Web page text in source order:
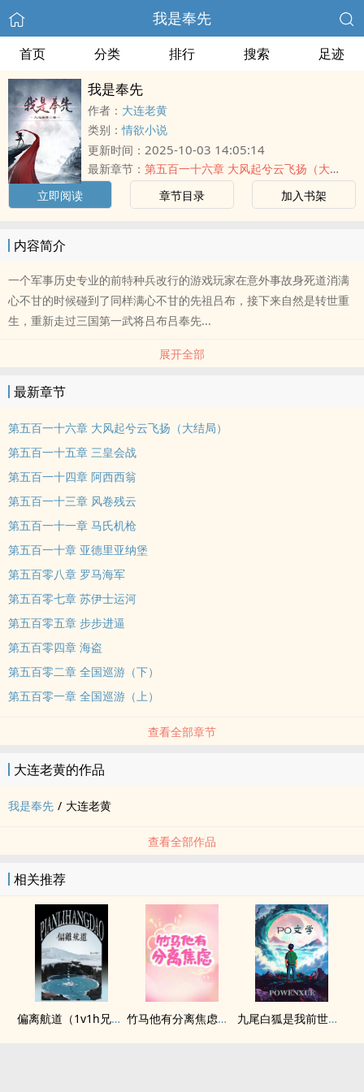
我是奉先
首页 分类 排行 搜索 足迹
我是奉先
作者： 大连老黄
类别：情欲小说
更新时间： 2025-10-03 14:05:14
最新章节： 第五百一十六章 大风起兮云飞扬（大结局）
立即阅读
章节目录 加入书架
内容简介
一个军事历史专业的前特种兵改行的游戏玩家在意外事故身死道消满
心不甘的时候碰到了同样满心不甘的先祖吕布，接下来自然是转世重
生，重新走过三国第一武将吕布吕奉先...
展开全部
最新章节
第五百一十六章 大风起兮云飞扬（大结局）
第五百一十五章 三皇会战
第五百一十四章 阿西西翁
第五百一十三章 风卷残云
第五百一十一章 马氏机枪
第五百一十章 亚德里亚纳堡
第五百零八章 罗马海军
第五百零七章 苏伊士运河
第五百零五章 步步进逼
第五百零四章 海盗
第五百零二章 全国巡游（下）
第五百零一章 全国巡游（上）
查看全部章节
大连老黄的作品
我是奉先 / 大连老黄
查看全部作品
相关推荐
偏离航道（1v1h兄妹骨科bg） 竹马他有分离焦虑（1v1） 九尾白狐是我前世妻（futa 百合）